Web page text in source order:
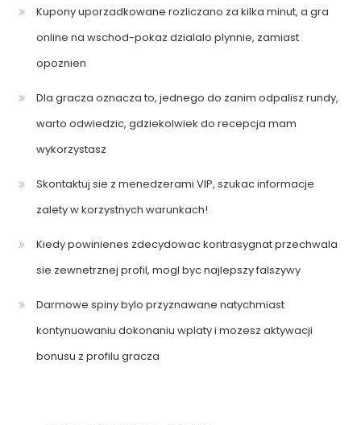
Kupony uporzadkowane rozliczano za kilka minut, a gra
online na wschod-pokaz dzialalo plynnie, zamiast
opoznien
Dla gracza oznacza to, jednego do zanim odpalisz rundy,
warto odwiedzic, gdziekolwiek do recepcja mam
wykorzystasz
Skontaktuj sie z menedzerami VIP, szukac informacje
zalety w korzystnych warunkach!
Kiedy powinienes zdecydowac kontrasygnat przechwala
sie zewnetrznej profil, mogl byc najlepszy falszywy
Darmowe spiny bylo przyznawane natychmiast
kontynuowaniu dokonaniu wplaty i mozesz aktywacji
bonusu z profilu gracza